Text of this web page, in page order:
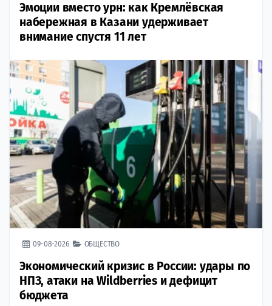
Эмоции вместо урн: как Кремлёвская
набережная в Казани удерживает
внимание спустя 11 лет
09-08-2026 ОБЩЕСТВО
Экономический кризис в России: удары по
НПЗ, атаки на Wildberries и дефицит
бюджета